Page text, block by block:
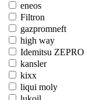
eneos
Filtron
gazpromneft
high way
Idemitsu ZEPRO
kansler
kixx
liqui moly